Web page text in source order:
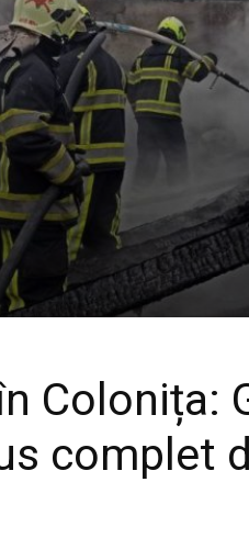
Colonița:
complet